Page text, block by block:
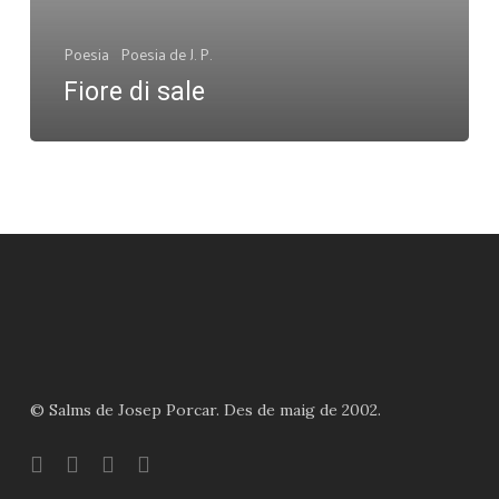
Poesia Poesia de J. P.
Fiore di sale
© Salms de Josep Porcar. Des de maig de 2002.
blueskyinstagram
flickr mastodon